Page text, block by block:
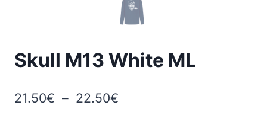
Skull M13 White ML
21.50€ – 22.50€